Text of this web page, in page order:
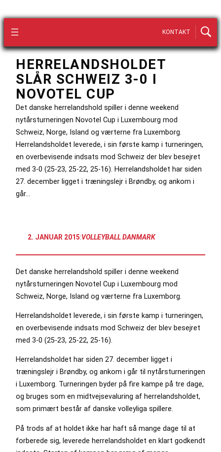
KONTAKT
HERRELANDSHOLDET
SLÅR SCHWEIZ 3-0 I
NOVOTEL CUP
Det danske herrelandshold spiller i denne weekend
nytårsturneringen Novotel Cup i Luxembourg mod
Schweiz, Norge, Island og værterne fra Luxemborg.
Herrelandsholdet leverede, i sin første kamp i turneringen,
en overbevisende indsats mod Schweiz der blev besejret
med 3-0 (25-23, 25-22, 25-16). Herrelandsholdet har siden
27. december ligget i træningslejr i Brøndby, og ankom i
går…
2. JANUAR 2015:VOLLEYBALL DANMARK
Det danske herrelandshold spiller i denne weekend
nytårsturneringen Novotel Cup i Luxembourg mod
Schweiz, Norge, Island og værterne fra Luxemborg.
Herrelandsholdet leverede, i sin første kamp i turneringen,
en overbevisende indsats mod Schweiz der blev besejret
med 3-0 (25-23, 25-22, 25-16).
Herrelandsholdet har siden 27. december ligget i
træningslejr i Brøndby, og ankom i går til nytårsturneringen
i Luxemborg. Turneringen byder på fire kampe på tre dage,
og bruges som en midtvejsevaluring af herrelandsholdet,
som primært består af danske volleyliga spillere.
På trods af at holdet ikke har haft så mange dage til at
forberede sig, leverede herrelandsholdet en klart godkendt